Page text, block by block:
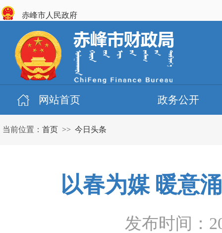
赤峰市人民政府
网站首页 政务公开
当前位置： 首页 >> 今日头条
以春为媒 暖意
发布时间：